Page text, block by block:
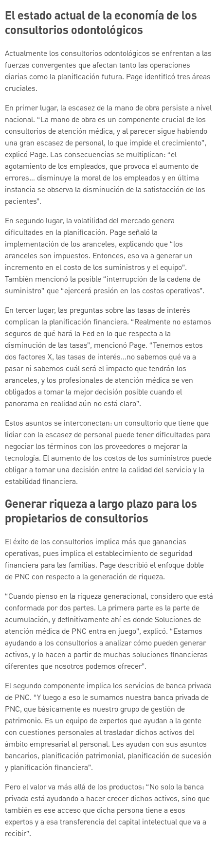
El estado actual de la economía de los
consultorios odontológicos
Actualmente los consultorios odontológicos se enfrentan a las
fuerzas convergentes que afectan tanto las operaciones
diarias como la planificación futura. Page identificó tres áreas
cruciales.
En primer lugar, la escasez de la mano de obra persiste a nivel
nacional. “La mano de obra es un componente crucial de los
consultorios de atención médica, y al parecer sigue habiendo
una gran escasez de personal, lo que impide el crecimiento”,
explicó Page. Las consecuencias se multiplican: “el
agotamiento de los empleados, que provoca el aumento de
errores… disminuye la moral de los empleados y en última
instancia se observa la disminución de la satisfacción de los
pacientes”.
En segundo lugar, la volatilidad del mercado genera
dificultades en la planificación. Page señaló la
implementación de los aranceles, explicando que “los
aranceles son impuestos. Entonces, eso va a generar un
incremento en el costo de los suministros y el equipo”.
También mencionó la posible “interrupción de la cadena de
suministro” que “ejercerá presión en los costos operativos”.
En tercer lugar, las preguntas sobre las tasas de interés
complican la planificación financiera. “Realmente no estamos
seguros de qué hará la Fed en lo que respecta a la
disminución de las tasas”, mencionó Page. “Tenemos estos
dos factores X, las tasas de interés…no sabemos qué va a
pasar ni sabemos cuál será el impacto que tendrán los
aranceles, y los profesionales de atención médica se ven
obligados a tomar la mejor decisión posible cuando el
panorama en realidad aún no está claro”.
Estos asuntos se interconectan: un consultorio que tiene que
lidiar con la escasez de personal puede tener dificultades para
negociar los términos con los proveedores o mejorar la
tecnología. El aumento de los costos de los suministros puede
obligar a tomar una decisión entre la calidad del servicio y la
estabilidad financiera.
Generar riqueza a largo plazo para los
propietarios de consultorios
El éxito de los consultorios implica más que ganancias
operativas, pues implica el establecimiento de seguridad
financiera para las familias. Page describió el enfoque doble
de PNC con respecto a la generación de riqueza.
“Cuando pienso en la riqueza generacional, considero que está
conformada por dos partes. La primera parte es la parte de
acumulación, y definitivamente ahí es donde Soluciones de
atención médica de PNC entra en juego”, explicó. “Estamos
ayudando a los consultorios a analizar cómo pueden generar
activos, y lo hacen a partir de muchas soluciones financieras
diferentes que nosotros podemos ofrecer”.
El segundo componente implica los servicios de banca privada
de PNC. “Y luego a eso le sumamos nuestra banca privada de
PNC, que básicamente es nuestro grupo de gestión de
patrimonio. Es un equipo de expertos que ayudan a la gente
con cuestiones personales al trasladar dichos activos del
ámbito empresarial al personal. Les ayudan con sus asuntos
bancarios, planificación patrimonial, planificación de sucesión
y planificación financiera”.
Pero el valor va más allá de los productos: “No solo la banca
privada está ayudando a hacer crecer dichos activos, sino que
también es ese acceso que dicha persona tiene a esos
expertos y a esa transferencia del capital intelectual que va a
recibir”.